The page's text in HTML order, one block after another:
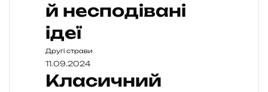
й несподівані
ідеї
Другі страви
11.09.2024
Класичний